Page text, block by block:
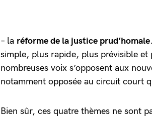
– la réforme de la justice prud’homale
simple, plus rapide, plus prévisible et
nombreuses voix s’opposent aux
notamment opposée au circuit court
Bien sûr, ces quatre thèmes ne sont